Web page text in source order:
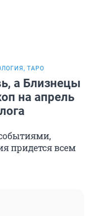
ТАРО
а Близнецы
на апрель
придется всем